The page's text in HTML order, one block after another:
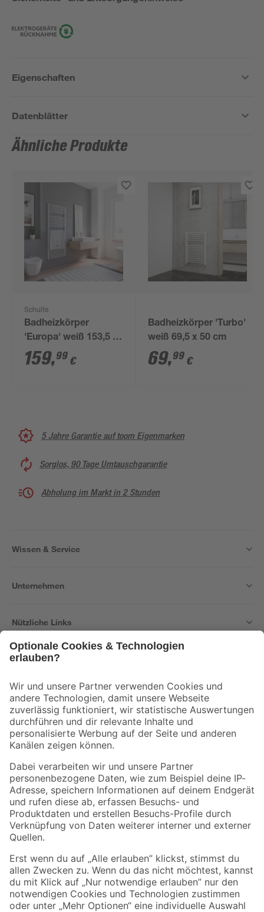
Eigenschaften
Datenblätter
Ähnliche Produkte
Schulte
Badheizkörper
'Europa' weiß 153,5 x
60 cm
159,99 €
Badheizkörper 'Turbo'
weiß 69,5 x 50 cm
69,99 €
5 Jahre Garantie auf toom Eigenmarken
Sorglos, 90 Tage Umtauschgarantie
Abholung im Markt in 2 Stunden
Wissen & Service
Unternehmen
Nützliche Links
Der toom Newsletter: Keine Angebote und Aktionen mehr verpassen!
Zur Newsletter Anmeldung
Folge uns
Zahlungsarten Versandarten
Sicher einkaufen
Jetzt die toom-App herunterladen